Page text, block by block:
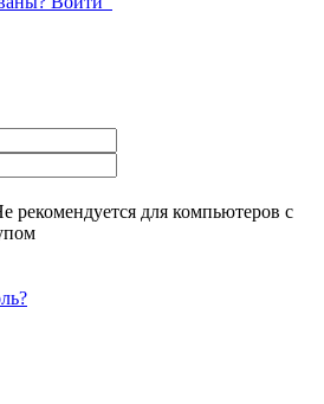
рекомендуется для компьютеров с